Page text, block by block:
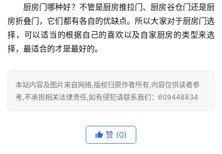
门
业
资
联
我
厨房门哪种好？不管是厨房推拉门、厨房谷仓门还是厨
房折叠门，它们都有各自的优缺点。所以大家对于厨房门选
择，可以适当的根据自己的喜欢以及自家厨房的类型来选
择，最适合的才是最好的。
本站内容及图片来自网络,版权归原作者所有,内容仅供读者参
考,不承担相关法律责任,如有侵犯请联系我们：609448834
赞 (0)